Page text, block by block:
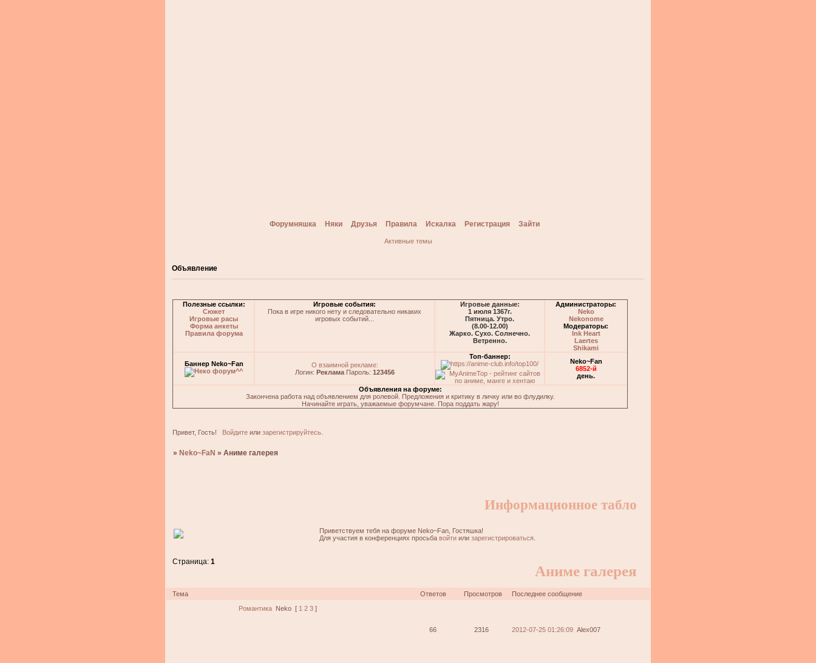
Форумняшка Няки Друзья Правила Искалка Регистрация Зайти
Активные темы
Объявление
Полезные ссылки:
Сюжет
Игровые расы
Форма анкеты
Правила форума
Игровые события:
Пока в игре никого нету и следовательно никаких
игровых событий...
Игровые данные:
1 июля 1367г.
Пятница. Утро.
(8.00-12.00)
Жарко. Сухо. Солнечно.
Ветренно.
Администраторы:
Neko
Nekonome
Модераторы:
Ink Heart
Laertes
Shikami
Баннер Neko~Fan
О взаимной рекламе:
Логин: РекламаПароль: 123456
Топ-баннер:
Neko~Fan
6852-й
день.
Объявления на форуме:
Закончена работа над объявлением для ролевой. Предложения и критику в личку или во флудилку.
Начинайте играть, уважаемые форумчане. Пора поддать жару!
Привет, Гость! Войдитеили зарегистрируйтесь.
» Neko~FaN »Аниме галерея
Информационное табло
Приветствуем тебя на форуме Neko~Fan, Гостяшка!
Для участия в конференциях просьба войти или зарегистрироваться
Аниме галерея
Страница:1
Тема Ответов Просмотров
Последнее сообщение
Романтика Neko [ 1 2 3 ]
66 2316 2012-07-25 01:26:09 Alex007